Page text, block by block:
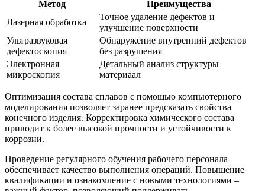
Метод
Преимущества
Лазерная обработка
Точное удаление дефектов и
улучшение поверхности
Ультразвуковая
дефектоскопия
Обнаружение внутренний дефектов
без разрушения
Электронная
микроскопия
Детальный анализ структуры
материаал
Оптимизация состава сплавов с помощью компьютерного
моделирования позволяет заранее предсказать свойства
конечного изделия. Корректировка химического состава
приводит к более высокой прочности и устойчивости к
коррозии.
Проведение регулярного обучения рабочего персонала
обеспечивает качество выполнения операций. Повышение
квалификации и ознакомление с новыми технологиями –